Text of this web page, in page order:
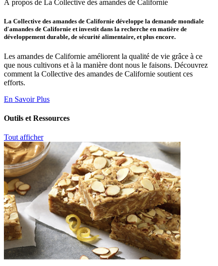
À propos de La Collective des amandes de Californie
La Collective des amandes de Californie développe la demande mondiale
d'amandes de Californie et investit dans la recherche en matière de
développement durable, de sécurité alimentaire, et plus encore.
Les amandes de Californie améliorent la qualité de vie grâce à ce
que nous cultivons et à la manière dont nous le faisons. Découvrez
comment la Collective des amandes de Californie soutient ces
efforts.
En Savoir Plus
Outils et Ressources
Tout afficher